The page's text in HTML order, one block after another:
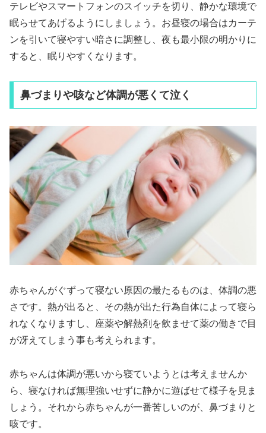
テレビやスマートフォンのスイッチを切り、静かな環境で
眠らせてあげるようにしましょう。お昼寝の場合はカーテ
ンを引いて寝やすい暗さに調整し、夜も最小限の明かりに
すると、眠りやすくなります。
鼻づまりや咳など体調が悪くて泣く
赤ちゃんがぐずって寝ない原因の最たるものは、体調の悪
さです。熱が出ると、その熱が出た行為自体によって寝ら
れなくなりますし、座薬や解熱剤を飲ませて薬の働きで目
が冴えてしまう事も考えられます。
赤ちゃんは体調が悪いから寝ていようとは考えませんか
ら、寝なければ無理強いせずに静かに遊ばせて様子を見ま
しょう。それから赤ちゃんが一番苦しいのが、鼻づまりと
咳です。